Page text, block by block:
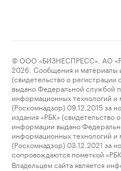
© ООО «БИЗНЕСПРЕСС», АО
2026. Сообщения и материалы
(свидетельство о
выдано Федеральной службой
информационных технологий и
(Роскомнадзор) 09.12.2015 за
издания «РБК» (свидетельство
информации выдано
информационных технологий и
(Роскомнадзор) 03.12.2021
сопровождаются пометкой
Владельцем сайта является